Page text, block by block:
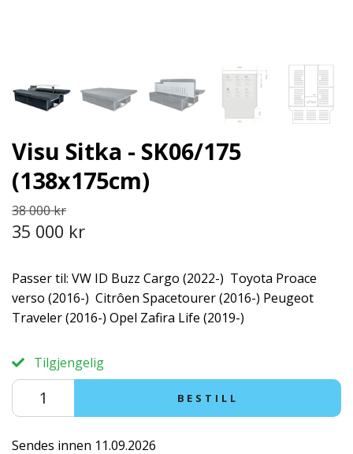
Visu Sitka - SK06/175
(138x175cm)
38 000 kr
35 000 kr
Passer til: VW ID Buzz Cargo (2022-) Toyota Proace
verso (2016-) Citrôen Spacetourer (2016-) Peugeot
Traveler (2016-) Opel Zafira Life (2019-)
Tilgjengelig
BESTILL
Sendes innen 11.09.2026